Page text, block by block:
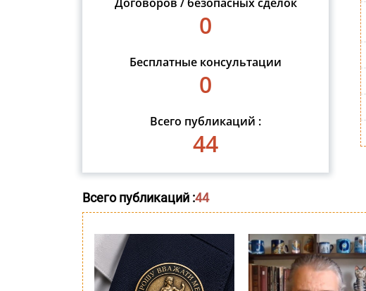
0
Бесплатные консультации
0
Всего публикаций :
44
Всего публикаций :44